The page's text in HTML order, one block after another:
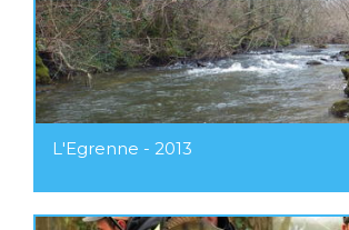
L'Egrenne - 2013